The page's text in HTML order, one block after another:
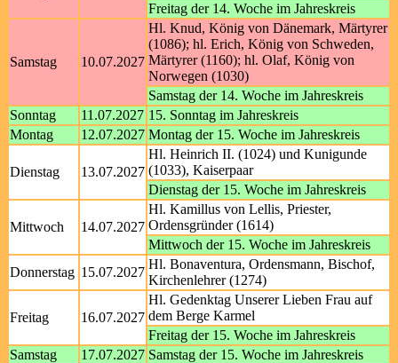
Freitag der 14. Woche im Jahreskreis
Samstag 10.07.2027
Hl. Knud, König von Dänemark, Märtyrer
(1086); hl. Erich, König von Schweden,
Märtyrer (1160); hl. Olaf, König von
Norwegen (1030)
Samstag der 14. Woche im Jahreskreis
Sonntag
11.07.2027 15. Sonntag im Jahreskreis
Montag
12.07.2027 Montag der 15. Woche im Jahreskreis
Dienstag 13.07.2027
Hl. Heinrich II. (1024) und Kunigunde
(1033), Kaiserpaar
Dienstag der 15. Woche im Jahreskreis
Mittwoch 14.07.2027
Hl. Kamillus von Lellis, Priester,
Ordensgründer (1614)
Mittwoch der 15. Woche im Jahreskreis
Donnerstag 15.07.2027
Hl. Bonaventura, Ordensmann, Bischof,
Kirchenlehrer (1274)
Freitag 16.07.2027
Hl. Gedenktag Unserer Lieben Frau auf
dem Berge Karmel
Freitag der 15. Woche im Jahreskreis
Samstag
17.07.2027 Samstag der 15. Woche im Jahreskreis